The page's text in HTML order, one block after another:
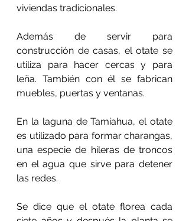
viviendas tradicionales.
Además de servir para
construcción de casas, el otate se
utiliza para hacer cercas y para
leña. También con él se fabrican
muebles, puertas y ventanas.
En la laguna de Tamiahua, el otate
es utilizado para formar charangas,
una especie de hileras de troncos
en el agua que sirve para detener
las redes.
Se dice que el otate florea cada